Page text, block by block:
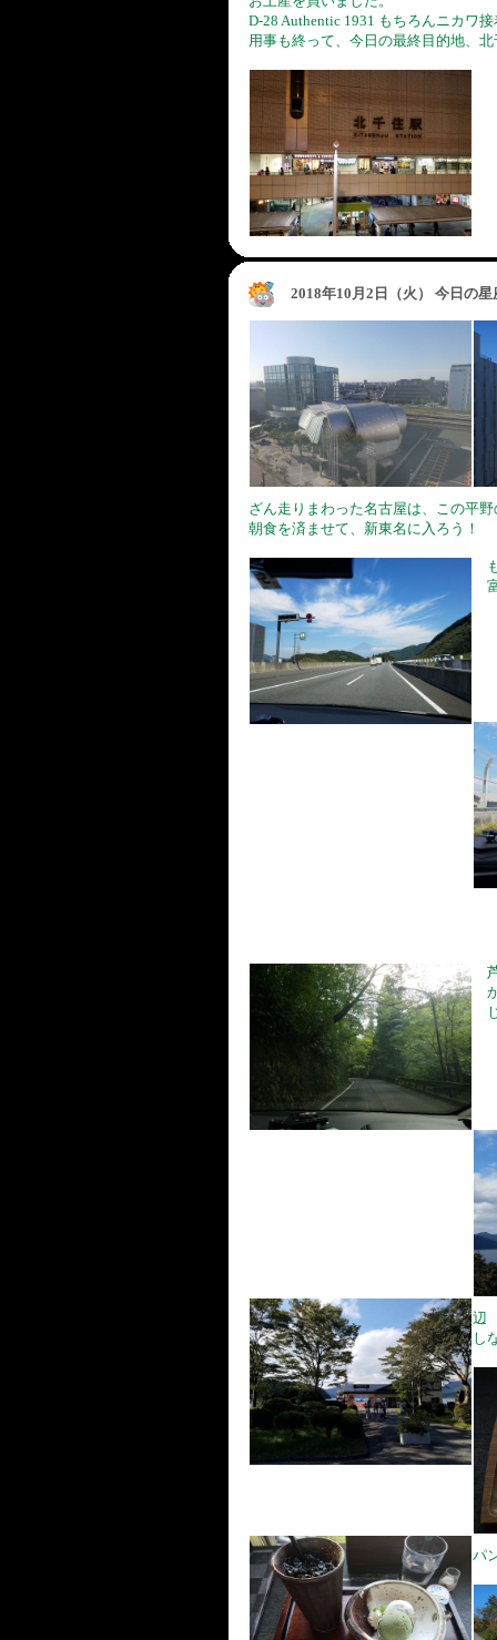
D-28 Authentic 1931 もちろんニカワ
用事も終って、今日の最終目的地、
2018年10月2日（火） 今日の
ざん走りまわった名古屋は、この平
朝食を済ませて、新東名に入ろう！
辺
し
パ